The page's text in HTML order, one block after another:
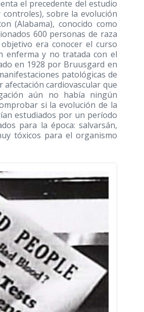
el precedente del estudio
controles), sobre la evolución
(Alabama), conocido como
600 personas de raza
era conocer el curso
enferma y no tratada con el
en 1928 por Bruusgard en
patológicas de
afectación cardiovascular que
aún no había ningún
si la evolución de la
estudiados por un período
para la época: salvarsán,
tóxicos para el organismo